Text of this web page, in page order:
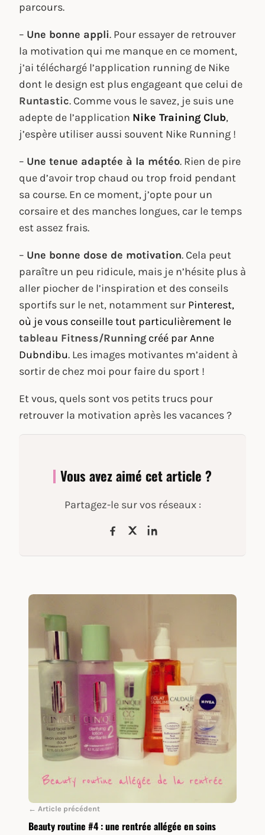
parcours.
– Une bonne appli. Pour essayer de retrouver
la motivation qui me manque en ce moment,
j’ai téléchargé l’application running de Nike
dont le design est plus engageant que celui de
Runtastic. Comme vous le savez, je suis une
adepte de l’application Nike Training Club,
j’espère utiliser aussi souvent Nike Running !
– Une tenue adaptée à la météo. Rien de pire
que d’avoir trop chaud ou trop froid pendant
sa course. En ce moment, j’opte pour un
corsaire et des manches longues, car le temps
est assez frais.
– Une bonne dose de motivation. Cela peut
paraître un peu ridicule, mais je n’hésite plus à
aller piocher de l’inspiration et des conseils
sportifs sur le net, notamment sur Pinterest,
où je vous conseille tout particulièrement le
tableau Fitness/Running créé par Anne
Dubndibu. Les images motivantes m’aident à
sortir de chez moi pour faire du sport !
Et vous, quels sont vos petits trucs pour
retrouver la motivation après les vacances ?
Vous avez aimé cet article ?
Partagez-le sur vos réseaux :
← Article précédent
Beauty routine #4 : une rentrée allégée en soins